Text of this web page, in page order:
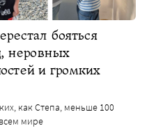
бояться
неровных
и громких
как Степа, меньше 100
мире